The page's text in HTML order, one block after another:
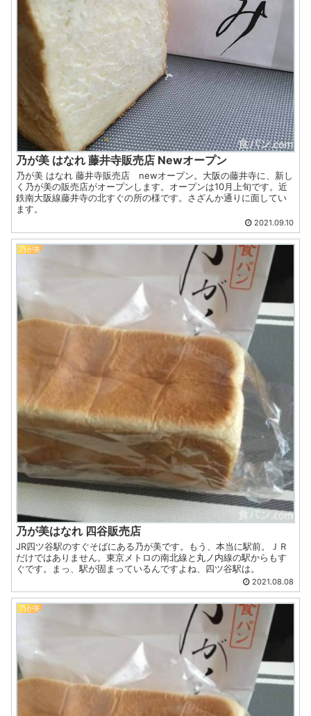
乃が美 はなれ 藤井寺販売店 Newオープン
乃が美 はなれ 藤井寺販売店 newオープン。大阪の藤井寺に、新し
く乃が美の販売店がオープンします。オープンは10月上旬です。近
鉄南大阪線藤井寺の北すぐの所の様です。さざんか通りに面してい
ます。
2021.09.10
乃が美
乃が美はなれ 四谷販売店
JR四ツ谷駅のすぐそばにある乃が美です。もう、本当に駅前。ＪＲ
だけではありません。東京メトロの南北線と丸ノ内線の駅からもす
ぐです。まっ、駅が固まっているんですよね、四ツ谷駅は。
2021.08.08
乃が美